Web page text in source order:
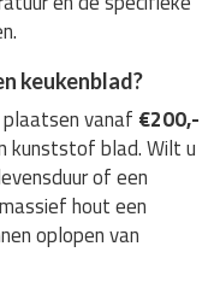
keukenblad?
vanaf €200,-
kunststof blad. Wilt u
of een
hout een
oplopen van